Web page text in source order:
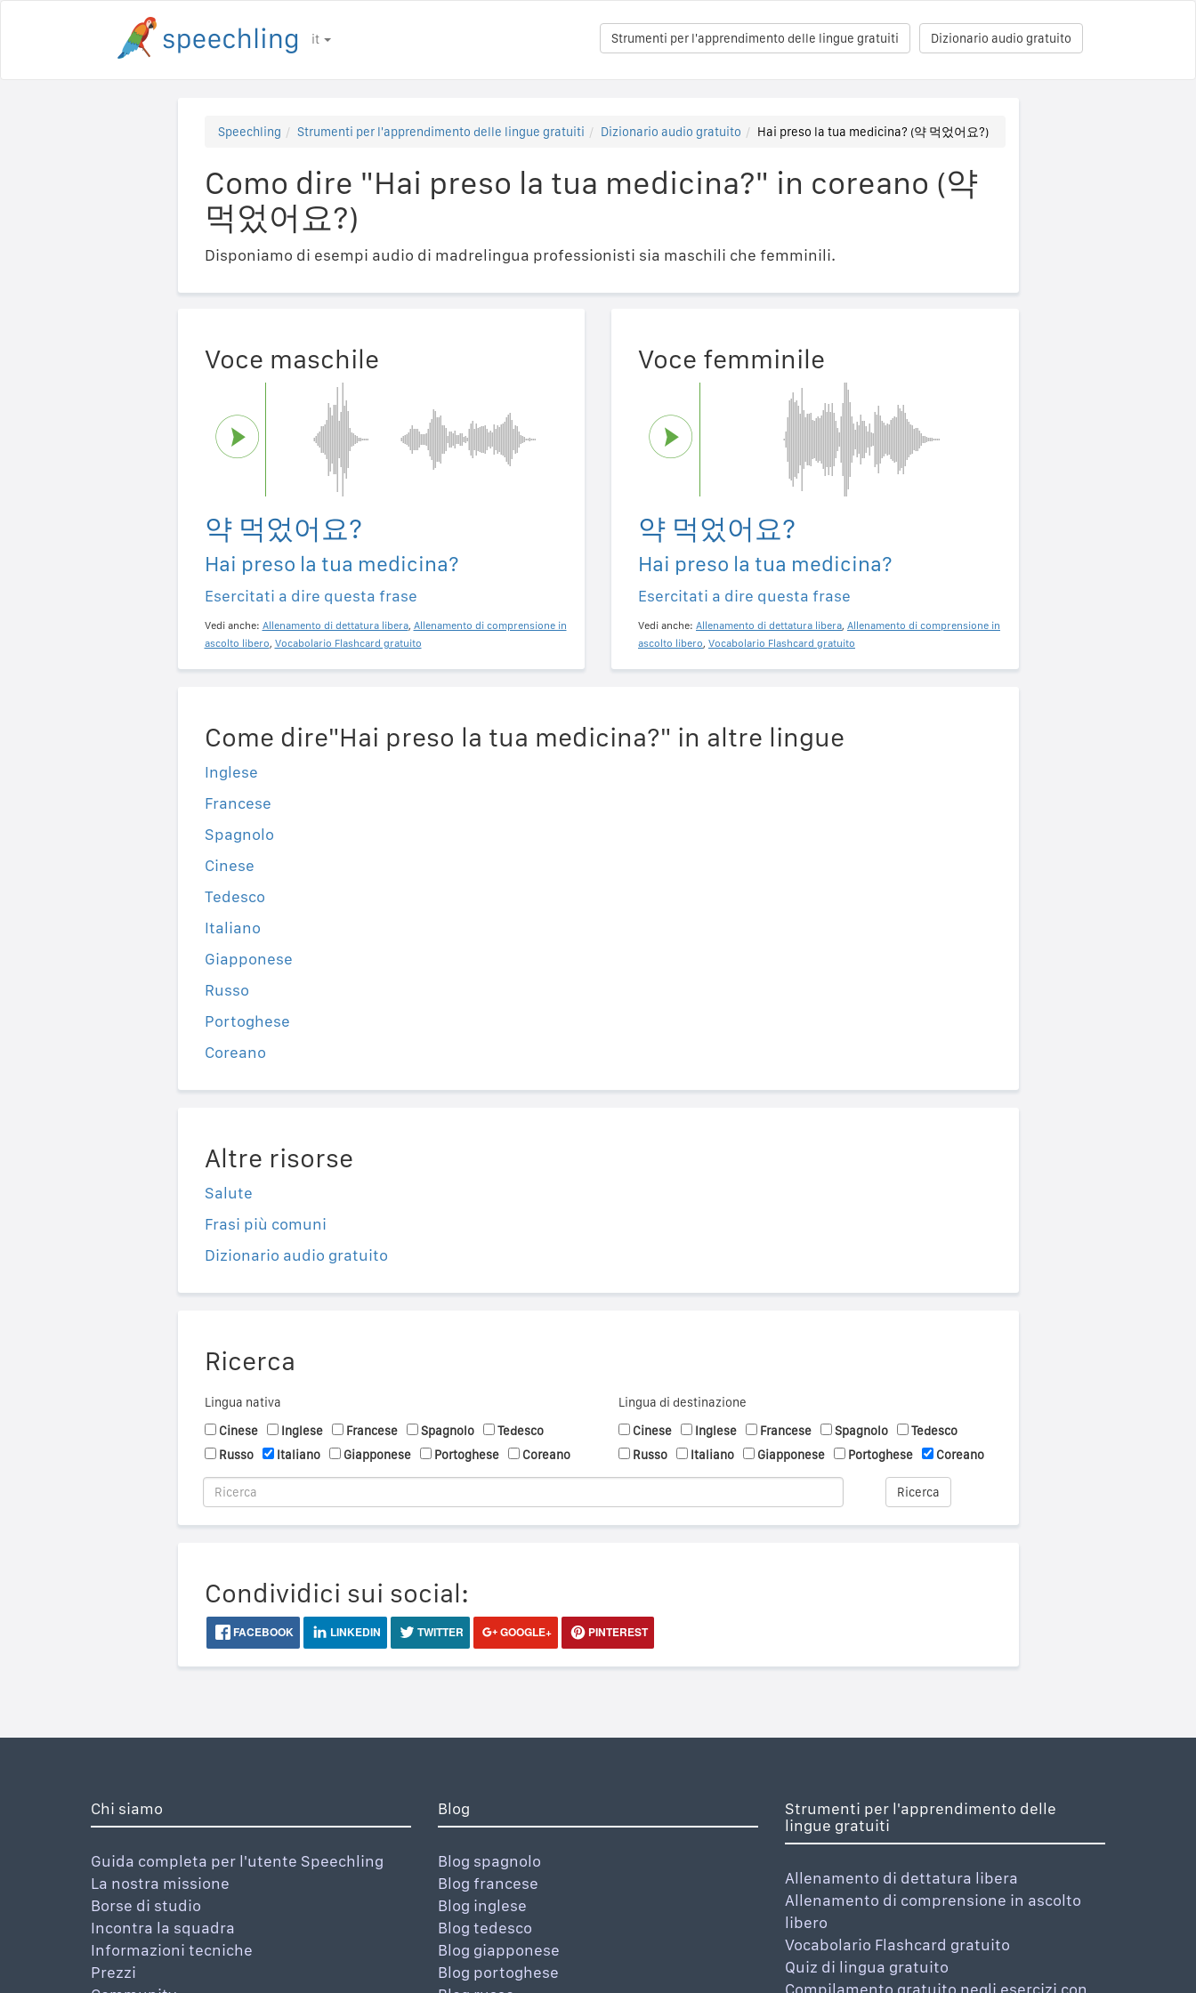
it Dizionario audio gratuito
Strumenti per l'apprendimento delle lingue gratuiti
Speechling Strumenti per l'apprendimento delle lingue gratuiti Dizionario audio gratuito Hai preso la tua medicina? (약 먹었어요?)
Como dire "Hai preso la tua medicina?" in coreano (약
먹었어요?)
Disponiamo di esempi audio di madrelingua professionisti sia maschili che femminili.
Voce maschile
약 먹었어요?
Hai preso la tua medicina?
Esercitati a dire questa frase
Vedi anche: Allenamento di dettatura libera, Allenamento di comprensione in
ascolto libero, Vocabolario Flashcard gratuito
Voce femminile
약 먹었어요?
Hai preso la tua medicina?
Esercitati a dire questa frase
Vedi anche: Allenamento di dettatura libera, Allenamento di comprensione in
ascolto libero, Vocabolario Flashcard gratuito
Come dire"Hai preso la tua medicina?" in altre lingue
Inglese
Francese
Spagnolo
Cinese
Tedesco
Italiano
Giapponese
Russo
Portoghese
Coreano
Altre risorse
Salute
Frasi più comuni
Dizionario audio gratuito
Ricerca
Lingua nativa
Cinese
Inglese Francese Spagnolo
Tedesco
Russo
Italiano Giapponese Portoghese Coreano
Lingua di destinazione
Cinese
Inglese Francese Spagnolo
Tedesco
Russo
Italiano Giapponese Portoghese Coreano
Ricerca
Condividici sui social:
FACEBOOK LINKEDIN TWITTER GOOGLE+ PINTEREST
Chi siamo
Guida completa per l'utente Speechling
La nostra missione
Borse di studio
Incontra la squadra
Informazioni tecniche
Prezzi
Blog
Blog spagnolo
Blog francese
Blog inglese
Blog tedesco
Blog giapponese
Blog portoghese
Strumenti per l'apprendimento delle
lingue gratuiti
Allenamento di dettatura libera
Allenamento di comprensione in ascolto
libero
Vocabolario Flashcard gratuito
Quiz di lingua gratuito
Compilamento gratuito negli esercizi con